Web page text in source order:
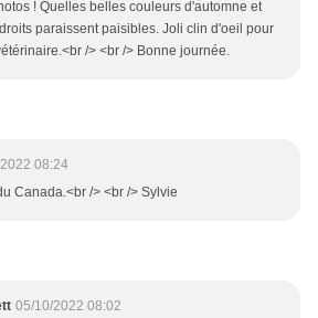
! Quelles belles couleurs d'automne et
paraissent paisibles. Joli clin d'oeil pour
/> <br /> Bonne journée.
08:24
Canada.<br /> <br /> Sylvie
05/10/2022 08:02